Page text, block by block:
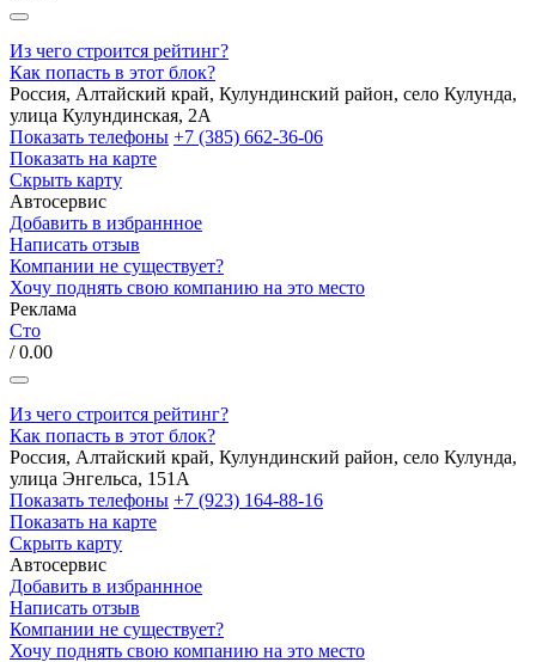
Из чего строится рейтинг?
Как попасть в этот блок?
Россия, Алтайский край, Кулундинский район, село Кулунда,
улица Кулундинская, 2А
Показать телефоны +7 (385) 662-36-06
Показать на карте
Скрыть карту
Автосервис
Добавить в избраннное
Написать отзыв
Компании не существует?
Хочу поднять свою компанию на это место
Реклама
Сто
/ 0.00
Из чего строится рейтинг?
Как попасть в этот блок?
Россия, Алтайский край, Кулундинский район, село Кулунда,
улица Энгельса, 151А
Показать телефоны +7 (923) 164-88-16
Показать на карте
Скрыть карту
Автосервис
Добавить в избраннное
Написать отзыв
Компании не существует?
Хочу поднять свою компанию на это место